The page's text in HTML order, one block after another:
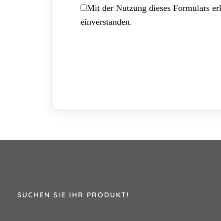
Mit der Nutzung dieses Formulars
einverstanden.
SUCHEN SIE IHR PRODUKT!